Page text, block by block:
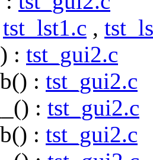
tst_lst1.c ,
: tst_gui2.c
: tst_gui2.c
: tst_gui2.c
: tst_gui2.c